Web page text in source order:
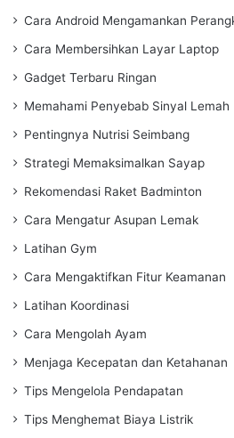
Cara Android Mengamankan
Cara Membersihkan Layar Laptop
Gadget Terbaru Ringan
Memahami Penyebab Sinyal Lemah
Pentingnya Nutrisi Seimbang
Strategi Memaksimalkan Sayap
Rekomendasi Raket Badminton
Cara Mengatur Asupan Lemak
Latihan Gym
Cara Mengaktifkan Fitur Keamanan
Latihan Koordinasi
Cara Mengolah Ayam
Menjaga Kecepatan dan Ketahanan
Tips Mengelola Pendapatan
Tips Menghemat Biaya Listrik